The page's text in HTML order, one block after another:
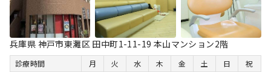
兵庫県 神戸市東灘区 田中町1-11-19 本山マンション2階
診療時間 月 火 水 木 金 土 日
祝